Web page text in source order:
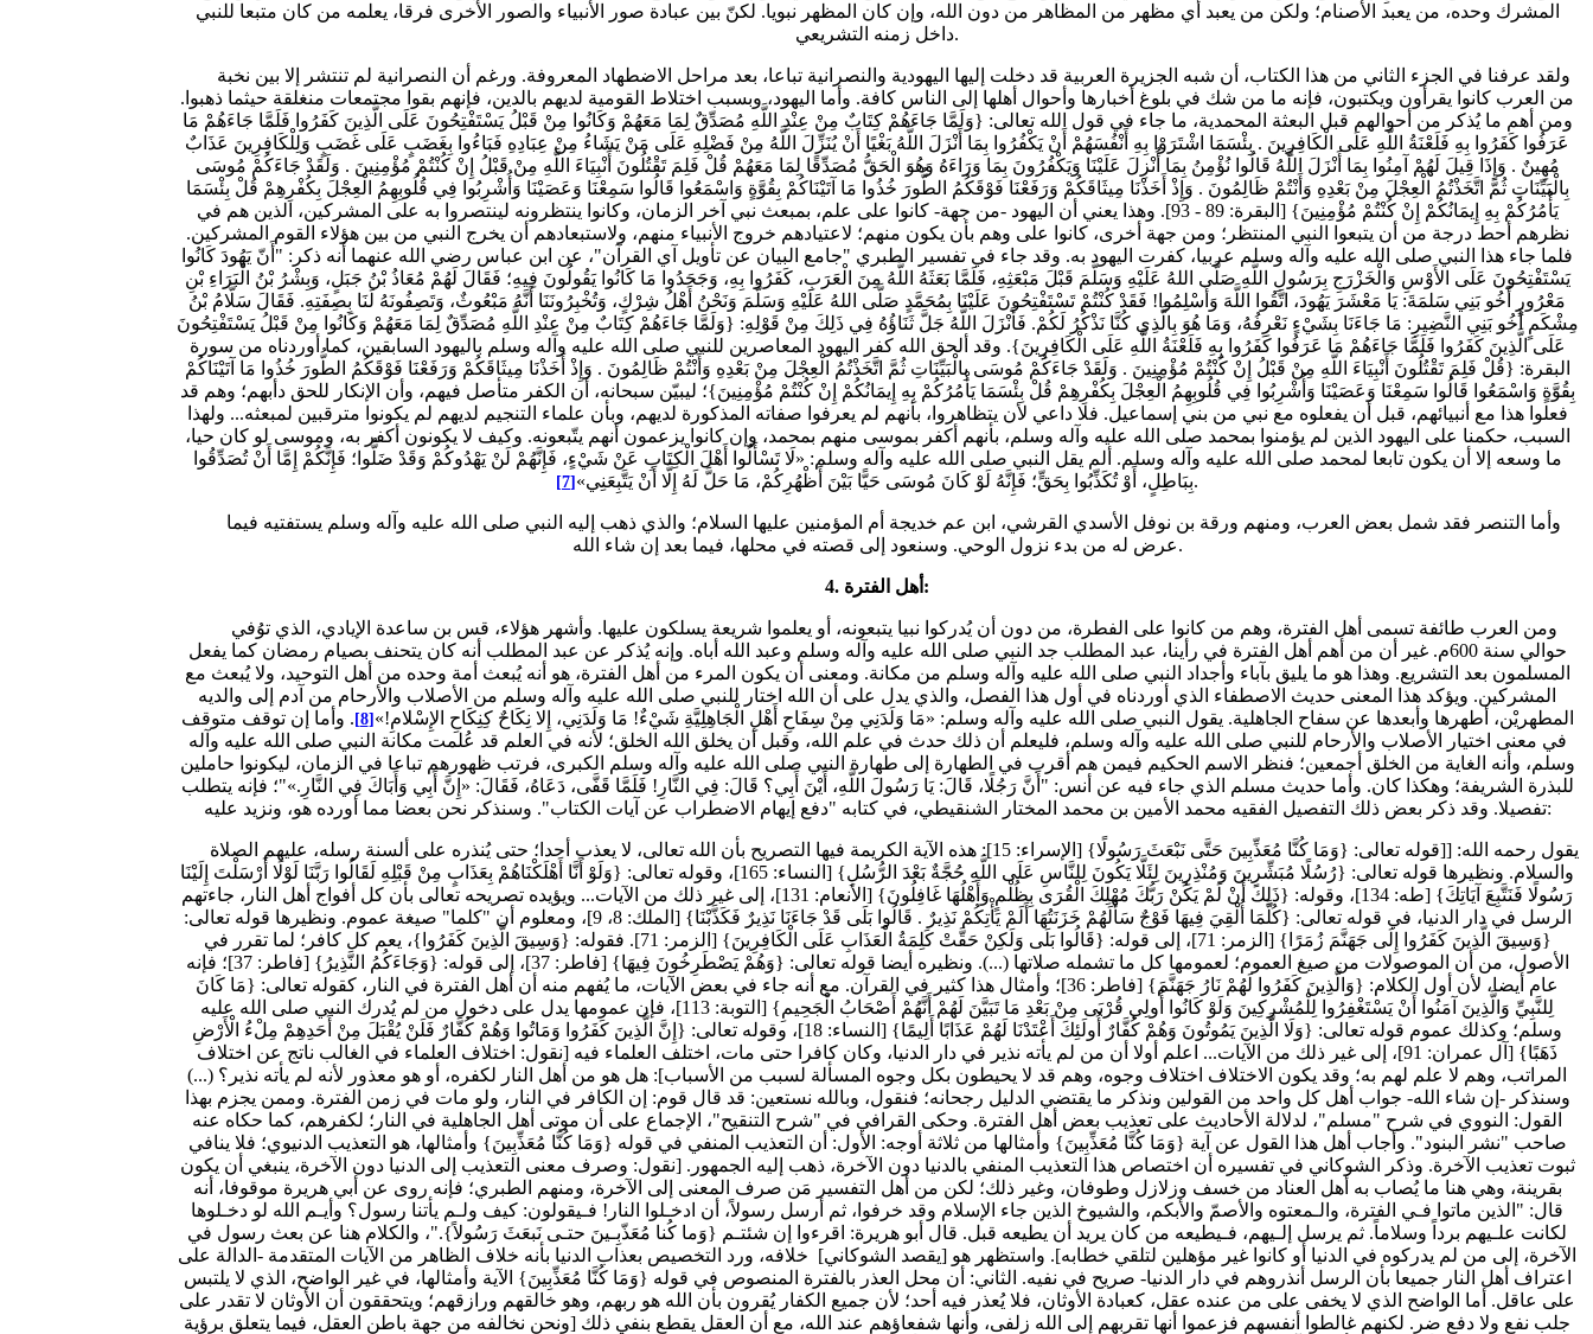
المشرك وحده، من يعبد الأصنام؛ ولكن من يعبد أي مظهر من المظاهر من دون الله، وإن كان المظهر نبويا. لكنّ بين عبادة صور الأنبياء والصور الأخرى فرقا، يعلمه من كان متبعا للنبي
داخل زمنه التشريعي.
من العرب كانوا يقرأون ويكتبون، فإنه ما من شك في بلوغ أخبارها وأحوال أهلها إلى الناس كافة. وأما اليهود، وبسبب اختلاط القومية لديهم بالدين، فإنهم بقوا مجتمعات منغلقة حيثما ذهبوا.
ومن أهم ما يُذكر من أحوالهم قبل البعثة المحمدية، ما جاء في قول الله تعالى: {وَلَمَّا جَاءَهُمْ كِتَابٌ مِنْ عِنْدِ اللَّهِ مُصَدِّقٌ لِمَا مَعَهُمْ وَكَانُوا مِنْ قَبْلُ يَسْتَفْتِحُونَ عَلَى الَّذِينَ كَفَرُوا فَلَمَّا جَاءَهُمْ مَا
عَرَفُوا كَفَرُوا بِهِ فَلَعْنَةُ اللَّهِ عَلَى الْكَافِرِينَ . بِئْسَمَا اشْتَرَوْا بِهِ أَنْفُسَهُمْ أَنْ يَكْفُرُوا بِمَا أَنْزَلَ اللَّهُ بَغْيًا أَنْ يُنَزِّلَ اللَّهُ مِنْ فَضْلِهِ عَلَى مَنْ يَشَاءُ مِنْ عِبَادِهِ فَبَاءُوا بِغَضَبٍ عَلَى غَضَبٍ وَلِلْكَافِرِينَ عَذَابٌ
مُهِينٌ . وَإِذَا قِيلَ لَهُمْ آمِنُوا بِمَا أَنْزَلَ اللَّهُ قَالُوا نُؤْمِنُ بِمَا أُنْزِلَ عَلَيْنَا وَيَكْفُرُونَ بِمَا وَرَاءَهُ وَهُوَ الْحَقُّ مُصَدِّقًا لِمَا مَعَهُمْ قُلْ فَلِمَ تَقْتُلُونَ أَنْبِيَاءَ اللَّهِ مِنْ قَبْلُ إِنْ كُنْتُمْ مُؤْمِنِينَ . وَلَقَدْ جَاءَكُمْ مُوسَى
بِالْبَيِّنَاتِ ثُمَّ اتَّخَذْتُمُ الْعِجْلَ مِنْ بَعْدِهِ وَأَنْتُمْ ظَالِمُونَ . وَإِذْ أَخَذْنَا مِيثَاقَكُمْ وَرَفَعْنَا فَوْقَكُمُ الطُّورَ خُذُوا مَا آتَيْنَاكُمْ بِقُوَّةٍ وَاسْمَعُوا قَالُوا سَمِعْنَا وَعَصَيْنَا وَأُشْرِبُوا فِي قُلُوبِهِمُ الْعِجْلَ بِكُفْرِهِمْ قُلْ بِئْسَمَا
يَأْمُرُكُمْ بِهِ إِيمَانُكُمْ إِنْ كُنْتُمْ مُؤْمِنِينَ} [البقرة: 89 - 93]. وهذا يعني أن اليهود -من جهة- كانوا على علم، بمبعث نبي آخر الزمان، وكانوا ينتظرونه لينتصروا به على المشركين، الذين هم في
نظرهم أحط درجة من أن يتبعوا النبي المنتظر؛ ومن جهة أخرى، كانوا على وهم بأن يكون منهم؛ لاعتيادهم خروج الأنبياء منهم، ولاستبعادهم أن يخرج النبي من بين هؤلاء القوم المشركين.
فلما جاء هذا النبي صلى الله عليه وآله وسلم عربيا، كفرت اليهود به. وقد جاء في تفسير الطبري "جامع البيان عن تأويل آي القرآن"، عن ابن عباس رضي الله عنهما أنه ذكر: "أَنّ يَهُودَ كَانُوا
يَسْتَفْتِحُونَ عَلَى الأَوْسِ وَالْخَزْرَجِ بِرَسُولِ اللَّهِ صَلَّى اللهُ عَلَيْهِ وَسَلَّمَ قَبْلَ مَبْعَثِهِ، فَلَمَّا بَعَثَهُ اللَّهُ مِنَ الْعَرَبِ، كَفَرُوا بِهِ، وَجَحَدُوا مَا كَانُوا يَقُولُونَ فِيهِ؛ فَقَالَ لَهُمْ مُعَاذُ بْنُ جَبَلٍ، وَبِشْرُ بْنُ الْبَرَاءِ بْنِ
مَعْرُورٍ أَخُو بَنِي سَلمَةَ: يَا مَعْشَرَ يَهُودَ، اتَّقُوا اللَّهَ وَأَسْلِمُوا! فَقَدْ كُنْتُمْ تَسْتَفْتِحُونَ عَلَيْنَا بِمُحَمَّدٍ صَلَّى اللهُ عَلَيْهِ وَسَلَّمَ وَنَحْنُ أَهْلُ شِرْكٍ، وَتُخْبِرُونَنَا أَنَّهُ مَبْعُوثٌ، وَتَصِفُونَهُ لَنَا بِصِفَتِهِ. فَقَالَ سَلَّامُ بْنُ
مِشْكَمٍ أَخُو بَنِي النَّضِيرِ: مَا جَاءَنَا بِشَيْءٍ نَعْرِفُهُ، وَمَا هُوَ بِالَّذِي كُنَّا نَذْكُرُ لَكُمْ. فَأَنْزَلَ اللَّهُ جَلَّ ثَنَاؤُهُ فِي ذَلِكَ مِنْ قَوْلِهِ: {وَلَمَّا جَاءَهُمْ كِتَابٌ مِنْ عِنْدِ اللَّهِ مُصَدِّقٌ لِمَا مَعَهُمْ وَكَانُوا مِنْ قَبْلُ يَسْتَفْتِحُونَ
عَلَى الَّذِينَ كَفَرُوا فَلَمَّا جَاءَهُمْ مَا عَرَفُوا كَفَرُوا بِهِ فَلَعْنَةُ اللَّهِ عَلَى الْكَافِرِينَ}. وقد ألحق الله كفر اليهود المعاصرين للنبي صلى الله عليه وآله وسلم باليهود السابقين، كما أوردناه من سورة
البقرة: {قُلْ فَلِمَ تَقْتُلُونَ أَنْبِيَاءَ اللَّهِ مِنْ قَبْلُ إِنْ كُنْتُمْ مُؤْمِنِينَ . وَلَقَدْ جَاءَكُمْ مُوسَى بِالْبَيِّنَاتِ ثُمَّ اتَّخَذْتُمُ الْعِجْلَ مِنْ بَعْدِهِ وَأَنْتُمْ ظَالِمُونَ . وَإِذْ أَخَذْنَا مِيثَاقَكُمْ وَرَفَعْنَا فَوْقَكُمُ الطُّورَ خُذُوا مَا آتَيْنَاكُمْ
بِقُوَّةٍ وَاسْمَعُوا قَالُوا سَمِعْنَا وَعَصَيْنَا وَأُشْرِبُوا فِي قُلُوبِهِمُ الْعِجْلَ بِكُفْرِهِمْ قُلْ بِئْسَمَا يَأْمُرُكُمْ بِهِ إِيمَانُكُمْ إِنْ كُنْتُمْ مُؤْمِنِينَ}؛ ليبيّن سبحانه، أن الكفر متأصل فيهم، وأن الإنكار للحق دأبهم؛ وهم قد
فعلوا هذا مع أنبيائهم، قبل أن يفعلوه مع نبي من بني إسماعيل. فلا داعي لأن يتظاهروا، بأنهم لم يعرفوا صفاته المذكورة لديهم، وبأن علماء التنجيم لديهم لم يكونوا مترقبين لمبعثه... ولهذا
السبب، حكمنا على اليهود الذين لم يؤمنوا بمحمد صلى الله عليه وآله وسلم، بأنهم أكفر بموسى منهم بمحمد، وإن كانوا يزعمون أنهم يتّبعونه. وكيف لا يكونون أكفر به، وموسى لو كان حيا،
ما وسعه إلا أن يكون تابعا لمحمد صلى الله عليه وآله وسلم. ألم يقل النبي صلى الله عليه وآله وسلم: «لَا تَسْأَلُوا أَهْلَ الْكِتَابِ عَنْ شَيْءٍ، فَإِنَّهُمْ لَنْ يَهْدُوكُمْ وَقَدْ ضَلُّوا؛ فَإِنَّكُمْ إِمَّا أَنْ تُصَدِّقُوا
بِبَاطِلٍ، أَوْ تُكَذِّبُوا بِحَقٍّ؛ فَإِنَّهُ لَوْ كَانَ مُوسَى حَيًّا بَيْنَ أَظْهُرِكُمْ، مَا حَلَّ لَهُ إِلَّا أَنْ يَتَّبِعَنِي» [7] .
عرض له من بدء نزول الوحي. وسنعود إلى قصته في محلها، فيما بعد إن شاء الله.
4. أهل الفترة:
حوالي سنة 600م. غير أن من أهم أهل الفترة في رأينا، عبد المطلب جد النبي صلى الله عليه وآله وسلم وعبد الله أباه. وإنه يُذكر عن عبد المطلب أنه كان يتحنف بصيام رمضان كما يفعل
المسلمون بعد التشريع. وهذا هو ما يليق بآباء وأجداد النبي صلى الله عليه وآله وسلم من مكانة. ومعنى أن يكون المرء من أهل الفترة، هو أنه يُبعث أمة وحده من أهل التوحيد، ولا يُبعث مع
المشركين. ويؤكد هذا المعنى حديث الاصطفاء الذي أوردناه في أول هذا الفصل، والذي يدل على أن الله اختار للنبي صلى الله عليه وآله وسلم من الأصلاب والأرحام من آدم إلى والديه
المطهريْن، أطهرها وأبعدها عن سفاح الجاهلية. يقول النبي صلى الله عليه وآله وسلم: «مَا وَلَدَنِي مِنْ سِفَاحِ أَهْلِ الْجَاهِلِيَّةِ شَيْءٌ! مَا وَلَدَنِي، إِلا نِكَاحٌ كِنِكَاحِ الإِسْلامِ!» [8]
. وأما إن توقف متوقف
في معنى اختيار الأصلاب والأرحام للنبي صلى الله عليه وآله وسلم، فليعلم أن ذلك حدث في علم الله، وقبل أن يخلق الله الخلق؛ لأنه في العلم قد عُلمت مكانة النبي صلى الله عليه وآله
وسلم، وأنه الغاية من الخلق أجمعين؛ فنظر الاسم الحكيم فيمن هم أقرب في الطهارة إلى طهارة النبي صلى الله عليه وآله وسلم الكبرى، فرتب ظهورهم تباعا في الزمان، ليكونوا حاملين
للبذرة الشريفة؛ وهكذا كان. وأما حديث مسلم الذي جاء فيه عن أنس: "أَنَّ رَجُلًا، قَالَ: يَا رَسُولَ اللَّهِ، أَيْنَ أَبِي؟ قَالَ: فِي النَّارِ! فَلَمَّا قَفَّى، دَعَاهُ، فَقَالَ: «إِنَّ أَبِي وَأَبَاكَ فِي النَّارِ.»"؛ فإنه يتطلب
تفصيلا. وقد ذكر بعض ذلك التفصيل الفقيه محمد الأمين بن محمد المختار الشنقيطي، في كتابه "دفع إيهام الاضطراب عن آيات الكتاب". وسنذكر نحن بعضا مما أورده هو، ونزيد عليه:
والسلام. ونظيرها قوله تعالى: {رُسُلًا مُبَشِّرِينَ وَمُنْذِرِينَ لِئَلَّا يَكُونَ لِلنَّاسِ عَلَى اللَّهِ حُجَّةٌ بَعْدَ الرُّسُلِ} [النساء: 165]، وقوله تعالى: {وَلَوْ أَنَّا أَهْلَكْنَاهُمْ بِعَذَابٍ مِنْ قَبْلِهِ لَقَالُوا رَبَّنَا لَوْلَا أَرْسَلْتَ إِلَيْنَا
رَسُولًا فَنَتَّبِعَ آيَاتِكَ} [طه: 134]، وقوله: {ذَلِكَ أَنْ لَمْ يَكُنْ رَبُّكَ مُهْلِكَ الْقُرَى بِظُلْمٍ وَأَهْلُهَا غَافِلُونَ} [الأنعام: 131]، إلى غير ذلك من الآيات... ويؤيده تصريحه تعالى بأن كل أفواج أهل النار، جاءتهم
الرسل في دار الدنيا، في قوله تعالى: {كُلَّمَا أُلْقِيَ فِيهَا فَوْجٌ سَأَلَهُمْ خَزَنَتُهَا أَلَمْ يَأْتِكُمْ نَذِيرٌ . قَالُوا بَلَى قَدْ جَاءَنَا نَذِيرٌ فَكَذَّبْنَا} [الملك: 8، 9]، ومعلوم أن "كلما" صيغة عموم. ونظيرها قوله تعالى:
{وَسِيقَ الَّذِينَ كَفَرُوا إِلَى جَهَنَّمَ زُمَرًا} [الزمر: 71]، إلى قوله: {قَالُوا بَلَى وَلَكِنْ حَقَّتْ كَلِمَةُ الْعَذَابِ عَلَى الْكَافِرِينَ} [الزمر: 71]. فقوله: {وَسِيقَ الَّذِينَ كَفَرُوا}، يعم كل كافر؛ لما تقرر في
الأصول، من أن الموصولات من صيغ العموم؛ لعمومها كل ما تشمله صلاتها (...). ونظيره أيضا قوله تعالى: {وَهُمْ يَصْطَرِخُونَ فِيهَا} [فاطر: 37]، إلى قوله: {وَجَاءَكُمُ النَّذِيرُ} [فاطر: 37]؛ فإنه
عام أيضا، لأن أول الكلام: {وَالَّذِينَ كَفَرُوا لَهُمْ نَارُ جَهَنَّمَ} [فاطر: 36]؛ وأمثال هذا كثير في القرآن. مع أنه جاء في بعض الآيات، ما يُفهم منه أن أهل الفترة في النار، كقوله تعالى: {مَا كَانَ
لِلنَّبِيِّ وَالَّذِينَ آمَنُوا أَنْ يَسْتَغْفِرُوا لِلْمُشْرِكِينَ وَلَوْ كَانُوا أُولِي قُرْبَى مِنْ بَعْدِ مَا تَبَيَّنَ لَهُمْ أَنَّهُمْ أَصْحَابُ الْجَحِيمِ} [التوبة: 113]، فإن عمومها يدل على دخول من لم يُدرك النبي صلى الله عليه
وسلم؛ وكذلك عموم قوله تعالى: {وَلَا الَّذِينَ يَمُوتُونَ وَهُمْ كُفَّارٌ أُولَئِكَ أَعْتَدْنَا لَهُمْ عَذَابًا أَلِيمًا} [النساء: 18]، وقوله تعالى: {إِنَّ الَّذِينَ كَفَرُوا وَمَاتُوا وَهُمْ كُفَّارٌ فَلَنْ يُقْبَلَ مِنْ أَحَدِهِمْ مِلْءُ الْأَرْضِ
ذَهَبًا} [آل عمران: 91]، إلى غير ذلك من الآيات... اعلم أولا أن من لم يأته نذير في دار الدنيا، وكان كافرا حتى مات، اختلف العلماء فيه [نقول: اختلاف العلماء في الغالب ناتج عن اختلاف
المراتب، وهم لا علم لهم به؛ وقد يكون الاختلاف اختلاف وجوه، وهم قد لا يحيطون بكل وجوه المسألة لسبب من الأسباب]: هل هو من أهل النار لكفره، أو هو معذور لأنه لم يأته نذير؟ (...)
وسنذكر -إن شاء الله- جواب أهل كل واحد من القولين ونذكر ما يقتضي الدليل رجحانه؛ فنقول، وبالله نستعين: قد قال قوم: إن الكافر في النار، ولو مات في زمن الفترة. وممن يجزم بهذا
القول: النووي في شرح "مسلم"، لدلالة الأحاديث على تعذيب بعض أهل الفترة. وحكى القرافي في "شرح التنقيح"، الإجماع على أن موتى أهل الجاهلية في النار؛ لكفرهم، كما حكاه عنه
صاحب "نشر البنود". وأجاب أهل هذا القول عن آية {وَمَا كُنَّا مُعَذِّبِينَ} وأمثالها من ثلاثة أوجه: الأول: أن التعذيب المنفي في قوله {وَمَا كُنَّا مُعَذِّبِينَ} وأمثالها، هو التعذيب الدنيوي؛ فلا ينافي
ثبوت تعذيب الآخرة. وذكر الشوكاني في تفسيره أن اختصاص هذا التعذيب المنفي بالدنيا دون الآخرة، ذهب إليه الجمهور. [نقول: وصرف معنى التعذيب إلى الدنيا دون الآخرة، ينبغي أن يكون
بقرينة، وهي هنا ما يُصاب به أهل العناد من خسف وزلازل وطوفان، وغير ذلك؛ لكن من أهل التفسير مَن صرف المعنى إلى الآخرة، ومنهم الطبري؛ فإنه روى عن أبي هريرة موقوفا، أنه
قال: "الذين ماتوا فـي الفترة، والـمعتوه والأصمّ والأبكم، والشيوخ الذين جاء الإسلام وقد خرفوا، ثم أرسل رسولاً، أن ادخـلوا النار! فـيقولون: كيف ولـم يأتنا رسول؟ وأيـم الله لو دخـلوها
لكانت علـيهم برداً وسلاماً. ثم يرسل إلـيهم، فـيطيعه من كان يريد أن يطيعه قبل. قال أبو هريرة: اقرءوا إن شئتـم {وَما كُنا مُعَذّبِـينَ حتـى نَبعَثَ رَسُولاً}."، والكلام هنا عن بعث رسول في
الآخرة، إلى من لم يدركوه في الدنيا أو كانوا غير مؤهلين لتلقي خطابه]. واستظهر هو [يقصد الشوكاني] خلافه، ورد التخصيص بعذاب الدنيا بأنه خلاف الظاهر من الآيات المتقدمة -الدالة على
اعتراف أهل النار جميعا بأن الرسل أنذروهم في دار الدنيا- صريح في نفيه. الثاني: أن محل العذر بالفترة المنصوص في قوله {وَمَا كُنَّا مُعَذِّبِينَ} الآية وأمثالها، في غير الواضح، الذي لا يلتبس
على عاقل. أما الواضح الذي لا يخفى على من عنده عقل، كعبادة الأوثان، فلا يُعذر فيه أحد؛ لأن جميع الكفار يُقرون بأن الله هو ربهم، وهو خالقهم ورازقهم؛ ويتحققون أن الأوثان لا تقدر على
جلب نفع ولا دفع ضر. لكنهم غالطوا أنفسهم فزعموا أنها تقربهم إلى الله زلفى، وأنها شفعاؤهم عند الله، مع أن العقل يقطع بنفي ذلك [ونحن نخالفه من جهة باطن العقل، فيما يتعلق برؤية